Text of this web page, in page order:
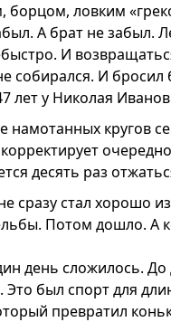
борцом, ловким
А брат не забыл.
И
собирался. И
лет у Николая
намотанных кругов
десять раз
сразу стал хорошо
Потом дошло. А
день сложилось. До
был спорт для
превратил